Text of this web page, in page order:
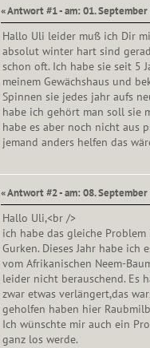
« Antwort #1 - am: 01.
Hallo Uli leider muß ich Dir
absolut winter hart sind
schon oft. Ich habe sie seit 5
meinem Gewächshaus und
Spinnen sie jedes jahr aufs
habe ich gehört man soll sie
habe es aber noch nicht aus
jemand anders helfen das
« Antwort #2 - am: 08.
Hallo Uli,<br />
ich habe das gleiche Problem
Gurken. Dieses Jahr habe ich
vom Afrikanischen Neem-
leider nicht berauschend. Es
zwar etwas verlängert,das
geholfen haben hier
Ich wünschte mir auch ein
ganz los werde.